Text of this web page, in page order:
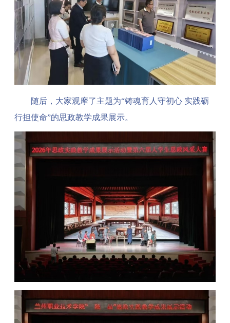
随后，大家观摩了主题为“铸魂育人守初心 实践砺
行担使命”的思政教学成果展示。